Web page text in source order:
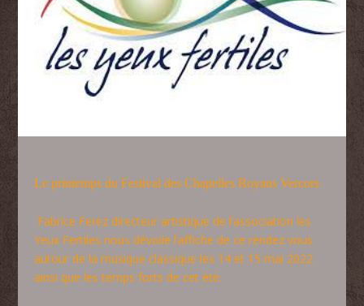
Le printemps du Festival des Chapelles Royans Vercors
Fabrice Ferez directeur artistique de l’association les
Yeux Fertiles nous dévoile l’affiche de ce rendez vous
autour de la musique classique les 14 et 15 mai 2022
ainsi que les temps forts de cet été.